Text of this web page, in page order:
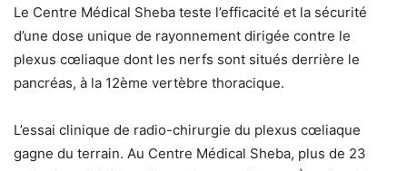
Le Centre Médical Sheba teste l’efficacité et la sécurité
d’une dose unique de rayonnement dirigée contre le
plexus cœliaque dont les nerfs sont situés derrière le
pancréas, à la 12ème vertèbre thoracique.
L’essai clinique de radio-chirurgie du plexus cœliaque
gagne du terrain. Au Centre Médical Sheba, plus de 23